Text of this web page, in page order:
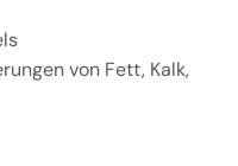
von Fett, Kalk,